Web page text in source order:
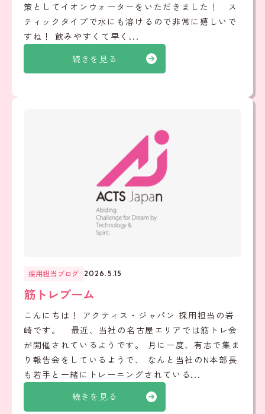
続きを見る
策としてイオンウォーターをいただきました！ ス
ティックタイプで水にも溶けるので非常に嬉しいで
すね！ 飲みやすくて早く...
続きを見る
採用担当ブログ 2026.5.15
筋トレブーム
こんにちは！ アクティス・ジャパン 採用担当の岩
崎です。 最近、当社の名古屋エリアでは筋トレ会
が開催されているようです。 月に一度、有志で集ま
り報告会をしているようで、 なんと当社のN本部長
も若手と一緒にトレーニングされている...